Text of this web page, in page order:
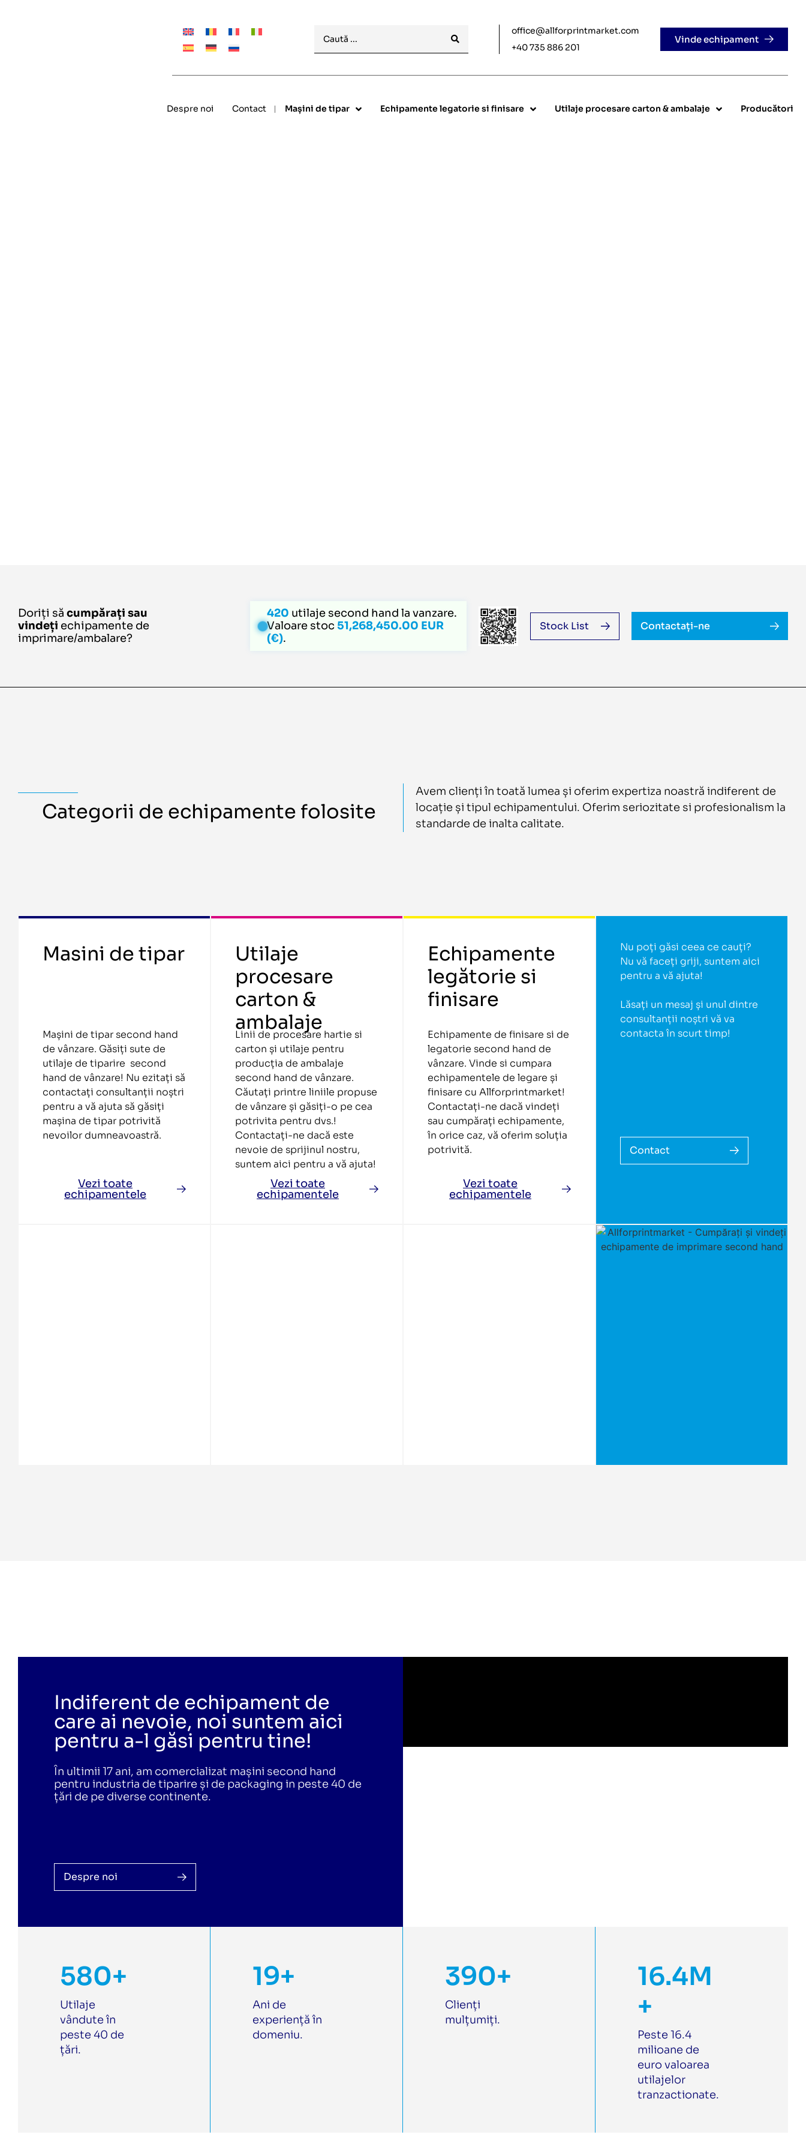
office@allforprintmarket.com
+40 735 886 201
Vinde echipament
Despre noi Contact Mașini de tipar Echipamente legatorie si finisare Utilaje procesare carton & ambalaje Producători
Doriți să cumpărați sau
vindeți echipamente de
imprimare/ambalare?
420 utilaje second hand la vanzare.
Valoare stoc51,268,450.00 EUR
(€).
Stock List Contactați-ne
Categorii de echipamente folosite
Avem clienți în toată lumea și oferim expertiza noastră indiferent de
locație și tipul echipamentului. Oferim seriozitate si profesionalism la
standarde de inalta calitate.
Masini de tipar
Mașini de tipar second hand
de vânzare. Găsiți sute de
utilaje de tiparire second
hand de vânzare! Nu ezitați să
contactați consultanții noștri
pentru a vă ajuta să găsiți
mașina de tipar potrivită
nevoilor dumneavoastră.
Vezi toate
echipamentele
Utilaje
procesare
carton &
ambalaje
Linii de procesare hartie si
carton și utilaje pentru
producția de ambalaje
second hand de vânzare.
Căutați printre liniile propuse
de vânzare și găsiți-o pe cea
potrivita pentru dvs.!
Contactați-ne dacă este
nevoie de sprijinul nostru,
suntem aici pentru a vă ajuta!
Vezi toate
echipamentele
Echipamente
legătorie si
finisare
Echipamente de finisare si de
legatorie second hand de
vânzare. Vinde si cumpara
echipamentele de legare și
finisare cu Allforprintmarket!
Contactați-ne dacă vindeți
sau cumpărați echipamente,
în orice caz, vă oferim soluția
potrivită.
Vezi toate
echipamentele
Nu poți găsi ceea ce cauți?
Nu vă faceți griji, suntem aici
pentru a vă ajuta!
Lăsați un mesaj și unul dintre
consultanții noștri vă va
contacta în scurt timp!
Contact
Indiferent de echipament de
care ai nevoie, noi suntem aici
pentru a-l găsi pentru tine!
În ultimii 17 ani, am comercializat mașini second hand
pentru industria de tiparire și de packaging in peste 40 de
țări de pe diverse continente.
Despre noi
580+
Utilaje
vândute în
peste 40 de
țări.
19+
Ani de
experiență în
domeniu.
390+
Clienți
mulțumiți.
16.4M
+
Peste 16.4
milioane de
euro valoarea
utilajelor
tranzactionate.